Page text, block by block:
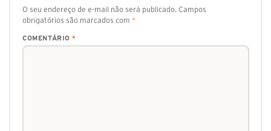
O seu endereço de e-mail não será publicado. Campos
obrigatórios são marcados com *
COMENTÁRIO *